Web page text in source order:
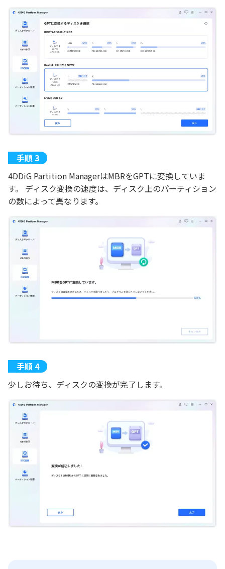
4DDiG Partition ManagerはMBRをGPTに変換していま
す。 ディスク変換の速度は、ディスク上のパーティション
の数によって異なります。
少しお待ち、ディスクの変換が完了します。